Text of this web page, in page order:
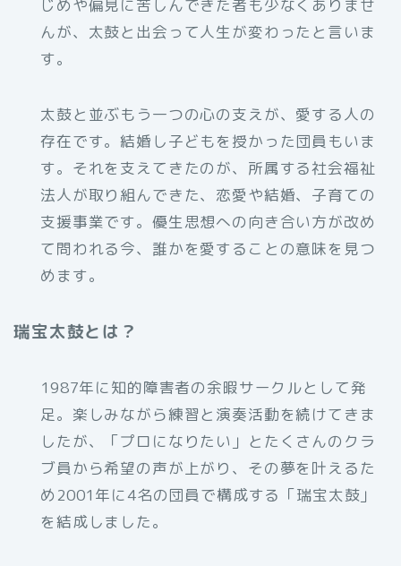
じめや偏見に苦しんできた者も少なくありませ
んが、太鼓と出会って人生が変わったと言いま
す。
太鼓と並ぶもう一つの心の支えが、愛する人の
存在です。結婚し子どもを授かった団員もいま
す。それを支えてきたのが、所属する社会福祉
法人が取り組んできた、恋愛や結婚、子育ての
支援事業です。優生思想への向き合い方が改め
て問われる今、誰かを愛することの意味を見つ
めます。
瑞宝太鼓とは？
1987年に知的障害者の余暇サークルとして発
足。楽しみながら練習と演奏活動を続けてきま
したが、「プロになりたい」とたくさんのクラ
ブ員から希望の声が上がり、その夢を叶えるた
め2001年に4名の団員で構成する「瑞宝太鼓」
を結成しました。